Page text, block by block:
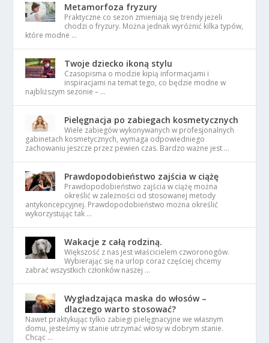
Metamorfoza fryzury
Praktyczne co sezon zmieniają się trendy jeżeli
chodzi o fryzury. Można jednak wyróżnić kilka typów,
które modne …
Twoje dziecko ikoną stylu
Czasopisma o modzie kipią informacjami i
inspiracjami na temat tego, co będzie modne w
najbliższym sezonie – …
Pielęgnacja po zabiegach kosmetycznych
Wiele zabiegów wykonywanych w profesjonalnych
gabinetach kosmetycznych, wymaga odpowiedniego
zachowaniu jeszcze przez pewien czas. Bardzo ważne jest …
Prawdopodobieństwo zajścia w ciążę
Prawdopodobieństwo zajścia w ciążę można
określić w zależności od stosowanej metody
antykoncepcyjnej. Prawdopodobieństwo można określić
wykorzystując tak …
Wakacje z całą rodziną.
Większość z nas jest właścicielem czworonogów.
Wybierając się na urlop coraz częściej chcemy
zabrać wszystkich członków naszej …
Wygładzająca maska do włosów –
dlaczego warto stosować?
Nawet praktykując tylko zabiegi pielęgnacyjne we własnym
domu, jesteśmy w stanie utrzymać włosy w dobrym stanie.
Chcąc …